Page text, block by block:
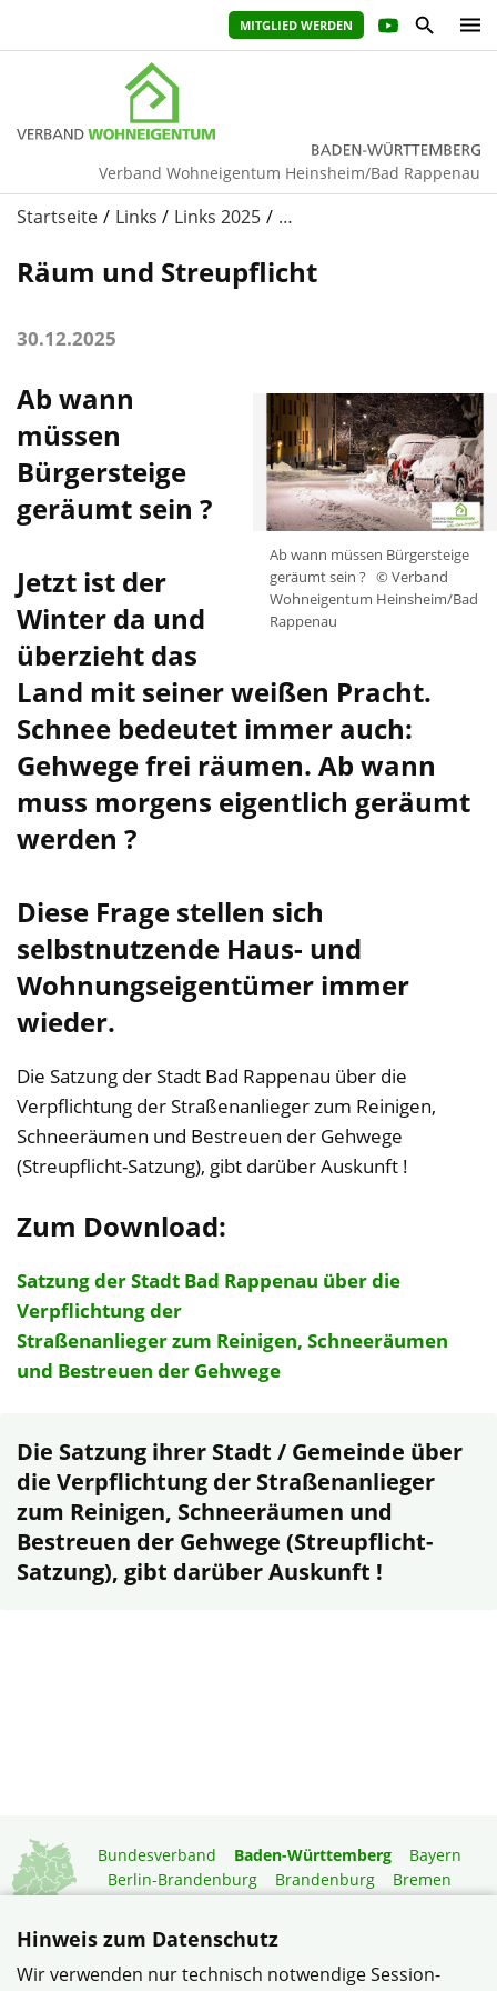
MITGLIED WERDEN
Verband Wohneigentum Heinsheim/Bad Rappenau
Startseite Links Links 2025 …
Räum und Streupflicht
30.12.2025
Ab wann müssen Bürgersteige
geräumt sein ? © Verband
Wohneigentum Heinsheim/Bad
Rappenau
Ab wann
müssen
Bürgersteige
geräumt sein ?
Jetzt ist der
Winter da und
überzieht das
Land mit seiner weißen Pracht.
Schnee bedeutet immer auch:
Gehwege frei räumen. Ab wann
muss morgens eigentlich geräumt
werden ?
Diese Frage stellen sich
selbstnutzende Haus- und
Wohnungseigentümer immer
wieder.
Die Satzung der Stadt Bad Rappenau über die
Verpflichtung der Straßenanlieger zum Reinigen,
Schneeräumen und Bestreuen der Gehwege
(Streupflicht-Satzung), gibt darüber Auskunft !
Zum Download:
Satzung der Stadt Bad Rappenau über die
Verpflichtung der
Straßenanlieger zum Reinigen, Schneeräumen
und Bestreuen der Gehwege
Die Satzung ihrer Stadt / Gemeinde über
die Verpflichtung der Straßenanlieger
zum Reinigen, Schneeräumen und
Bestreuen der Gehwege (Streupflicht-
Satzung), gibt darüber Auskunft !
Bundesverband Baden-Württemberg
Bayern
Berlin-Brandenburg
Brandenburg
Bremen
Niedersachsen
Rheinland-Pfalz
Saarland
Sachsen-Anhalt
Schleswig-Holstein Thüringen
Hinweis zum Datenschutz
Wir verwenden nur technisch notwendige Session-